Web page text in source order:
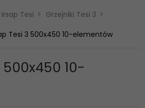
Tesi
Grzejniki Tesi 3
Tesi 3 500x450 10-elementów
10-